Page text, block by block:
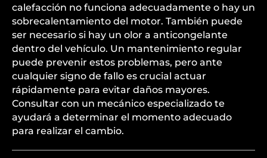
calefacción no funciona adecuadamente o hay un
sobrecalentamiento del motor. También puede
ser necesario si hay un olor a anticongelante
dentro del vehículo. Un mantenimiento regular
puede prevenir estos problemas, pero ante
cualquier signo de fallo es crucial actuar
rápidamente para evitar daños mayores.
Consultar con un mecánico especializado te
ayudará a determinar el momento adecuado
para realizar el cambio.